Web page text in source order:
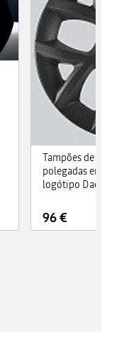
Tampões de roda
polegadas em
logótipo Dacia
96 €